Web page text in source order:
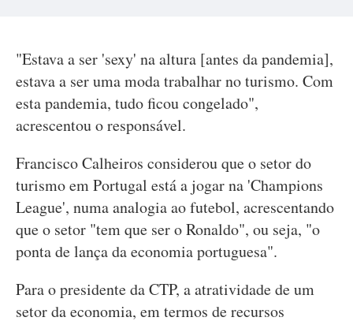
"Estava a ser 'sexy' na altura [antes da pandemia],
estava a ser uma moda trabalhar no turismo. Com
esta pandemia, tudo ficou congelado",
acrescentou o responsável.
Francisco Calheiros considerou que o setor do
turismo em Portugal está a jogar na 'Champions
League', numa analogia ao futebol, acrescentando
que o setor "tem que ser o Ronaldo", ou seja, "o
ponta de lança da economia portuguesa".
Para o presidente da CTP, a atratividade de um
setor da economia, em termos de recursos